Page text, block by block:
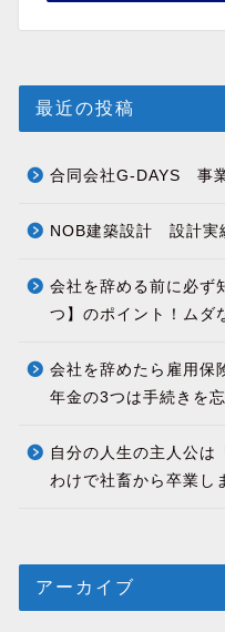
最近の投稿
合同会社G-DAYS 事
NOB建築設計 設計実
会社を辞める前に必ず
つ】のポイント！ムダ
会社を辞めたら雇用保
年金の3つは手続きを
自分の人生の主人公は
わけで社畜から卒業し
アーカイブ